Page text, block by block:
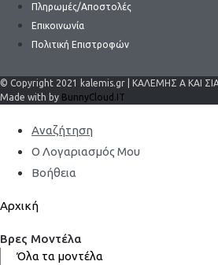
Πληρωμές/Αποστολές
Επικοινωνία
Πολιτική Επιστροφών
© Copyright 2021 kalemis.gr | ΚΑΛΕΜΗΣ Α ΚΑΙ
Made with by BunnyCloud.IT
Αναζήτηση
Ο Λογαριασμός Μου
Βοήθεια
Αρχική
Βρες Μοντέλα
Όλα τα μοντέλα